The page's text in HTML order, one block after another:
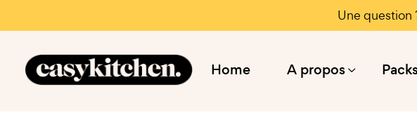
Une question
Home A propos